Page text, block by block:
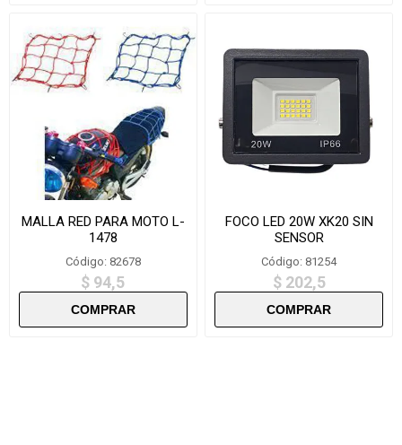
MALLA RED PARA MOTO L-
1478
Código: 82678
$ 94,5
FOCO LED 20W XK20 SIN
SENSOR
Código: 81254
$ 202,5